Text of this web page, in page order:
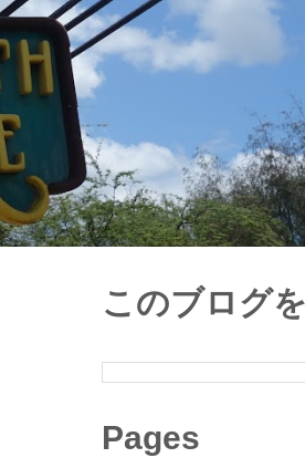
このブログ
Pages